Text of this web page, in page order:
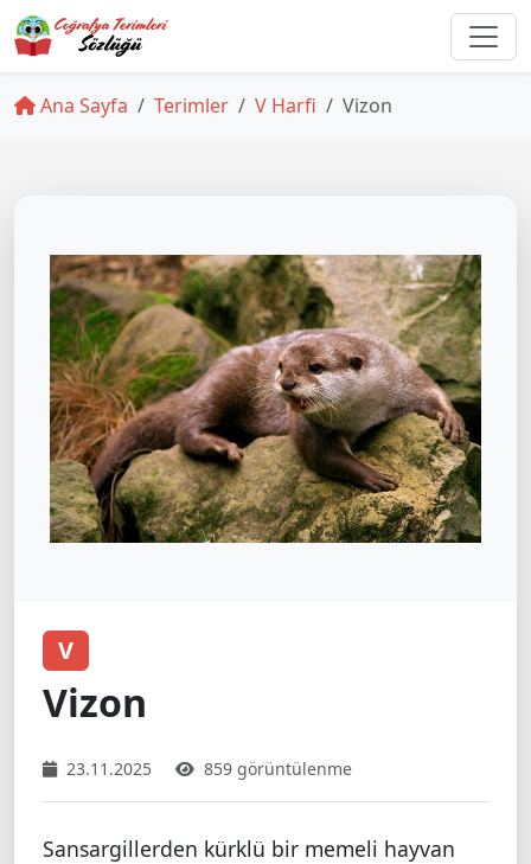
Ana Sayfa Terimler V Harfi Vizon
V
Vizon
23.11.2025 859 görüntülenme
Sansargillerden kürklü bir memeli hayvan